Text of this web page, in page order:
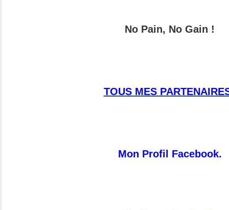
No Pain, No Gain !
TOUS MES
Mon Profil Facebook.